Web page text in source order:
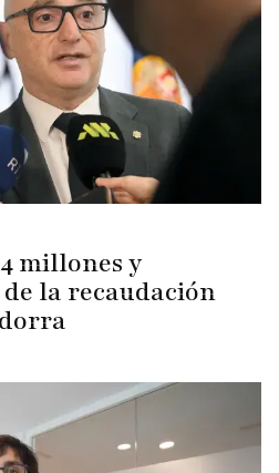
millones y
la recaudación